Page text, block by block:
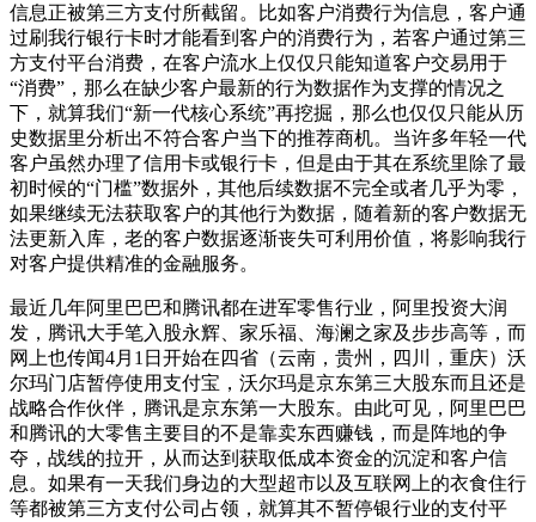
信息正被第三方支付所截留。比如客户消费行为信息，客户通
过刷我行银行卡时才能看到客户的消费行为，若客户通过第三
方支付平台消费，在客户流水上仅仅只能知道客户交易用于
“消费”，那么在缺少客户最新的行为数据作为支撑的情况之
下，就算我们“新一代核心系统”再挖掘，那么也仅仅只能从历
史数据里分析出不符合客户当下的推荐商机。当许多年轻一代
客户虽然办理了信用卡或银行卡，但是由于其在系统里除了最
初时候的“门槛”数据外，其他后续数据不完全或者几乎为零，
如果继续无法获取客户的其他行为数据，随着新的客户数据无
法更新入库，老的客户数据逐渐丧失可利用价值，将影响我行
对客户提供精准的金融服务。
最近几年阿里巴巴和腾讯都在进军零售行业，阿里投资大润
发，腾讯大手笔入股永辉、家乐福、海澜之家及步步高等，而
网上也传闻4月1日开始在四省（云南，贵州，四川，重庆）沃
尔玛门店暂停使用支付宝，沃尔玛是京东第三大股东而且还是
战略合作伙伴，腾讯是京东第一大股东。由此可见，阿里巴巴
和腾讯的大零售主要目的不是靠卖东西赚钱，而是阵地的争
夺，战线的拉开，从而达到获取低成本资金的沉淀和客户信
息。如果有一天我们身边的大型超市以及互联网上的衣食住行
等都被第三方支付公司占领，就算其不暂停银行业的支付平